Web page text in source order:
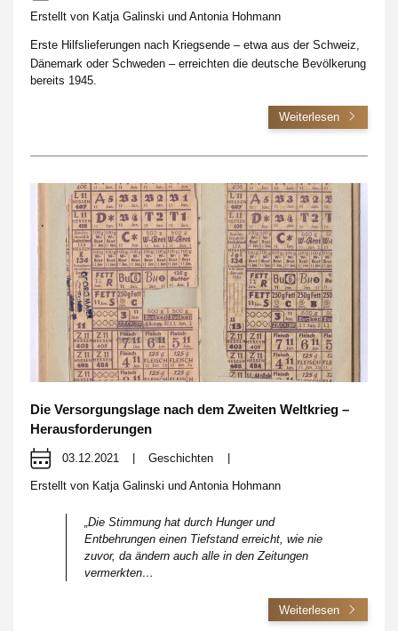
Erstellt von Katja Galinski und Antonia Hohmann
Erste Hilfslieferungen nach Kriegsende – etwa aus der Schweiz,
Dänemark oder Schweden – erreichten die deutsche Bevölkerung
bereits 1945.
Weiterlesen
Die Versorgungslage nach dem Zweiten Weltkrieg –
Herausforderungen
03.12.2021 Geschichten
Erstellt von Katja Galinski und Antonia Hohmann
„Die Stimmung hat durch Hunger und
Entbehrungen einen Tiefstand erreicht, wie nie
zuvor, da ändern auch alle in den Zeitungen
vermerkten…
Weiterlesen